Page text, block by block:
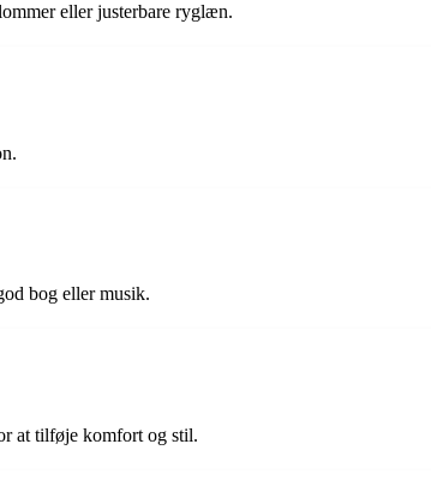
eller justerbare ryglæn.
bog eller musik.
at tilføje komfort og stil.